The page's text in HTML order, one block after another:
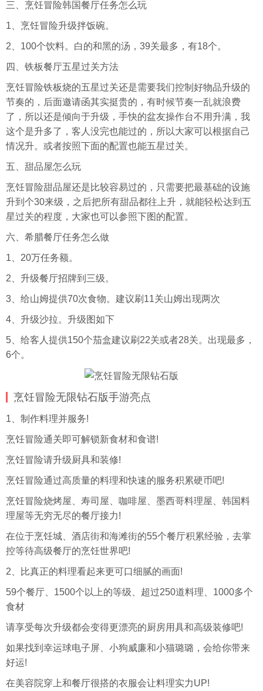
三、烹饪冒险韩国餐厅任务怎么玩
1、烹饪冒险升级拌饭碗。
2、100个饮料。白的和黑的汤，39关最多，有18个。
四、铁板餐厅五星过关方法
烹饪冒险铁板烧的五星过关还是需要我们控制好物品升级的
节奏的，后面邀请函其实挺贵的，有时候节奏一乱就浪费
了，所以还是倾向于升级，手快的盆友操作台不用升满，我
这个是升多了，客人没完也能过的，所以大家可以根据自己
情况升。或者按照下面的配置也能五星过关。
五、甜品屋怎么玩
烹饪冒险甜品屋还是比较容易过的，只需要把最基础的设施
升到个30来级，之后把所有甜品都往上升，就能轻松达到五
星过关的程度，大家也可以参照下图的配置。
六、希腊餐厅任务怎么做
1、20万任务额。
2、升级餐厅招牌到三级。
3、给山姆提供70次食物。建议刷11关山姆出现两次
4、升级沙拉。升级图如下
5、给客人提供150个茄盒建议刷22关或者28关。出现最多，
6个。
烹饪冒险无限钻石版手游亮点
1、制作料理并服务!
烹饪冒险通关即可解锁新食材和食谱!
烹饪冒险请升级厨具和装修!
烹饪冒险通过高质量的料理和快速的服务积累硬币吧!
烹饪冒险烧烤屋、寿司屋、咖啡屋、墨西哥料理屋、韩国料
理屋等无穷无尽的餐厅接力!
在位于烹饪城、酒店街和海滩街的55个餐厅积累经验，去掌
控等待高级餐厅的烹饪世界吧!
2、比真正的料理看起来更可口细腻的画面!
59个餐厅、1500个以上的等级、超过250道料理、1000多个
食材
请享受每次升级都会变得更漂亮的厨房用具和高级装修吧!
如果找到幸运球电子屏、小狗威廉和小猫璐璐，会给你带来
好运!
在美容院穿上和餐厅很搭的衣服会让料理实力UP!